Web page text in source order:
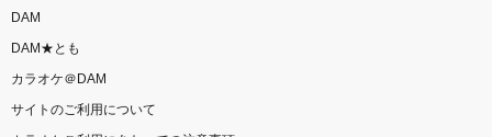
DAM
DAM★とも
カラオケ＠DAM
サイトのご利用について